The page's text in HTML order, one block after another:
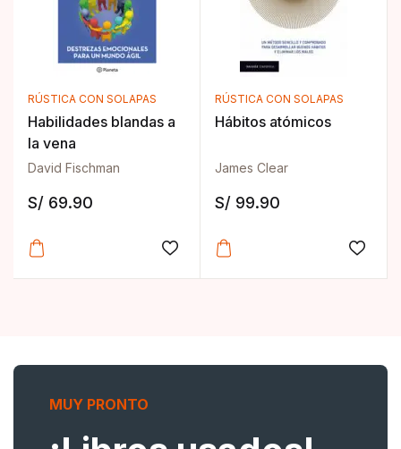
RÚSTICA CON SOLAPAS
Habilidades blandas a
la vena
David Fischman
S/ 69.90
Añadir a la lista de deseos
RÚSTICA CON SOLAPAS
Hábitos atómicos
James Clear
S/ 99.90
MUY PRONTO